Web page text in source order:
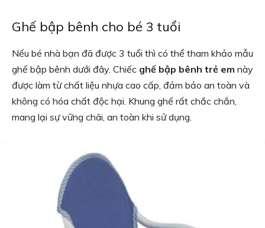
Ghế bập bênh cho bé 3 tuổi
Nếu bé nhà bạn đã được 3 tuổi thì có thể tham khảo mẫu
ghế bập bênh dưới đây. Chiếc ghế bập bênh trẻ em này
được làm từ chất liệu nhựa cao cấp, đảm bảo an toàn và
không có hóa chất độc hại. Khung ghế rất chắc chắn,
mang lại sự vững chãi, an toàn khi sử dụng.